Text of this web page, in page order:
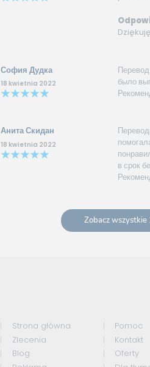
София Дудка
18 kwietnia 2022
было
Анита Скидан
18 kwietnia 2022
в срок
Zobacz wszystkie
Strona główna
Zlecenia
Blog
Pomoc
Kontakt
Oferty